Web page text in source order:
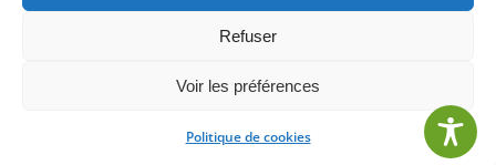
Refuser
Voir les préférences
Politique de cookies
© 2026 Commune de Le Cailar. Service proposé
Mentions légales•Politique de cookies